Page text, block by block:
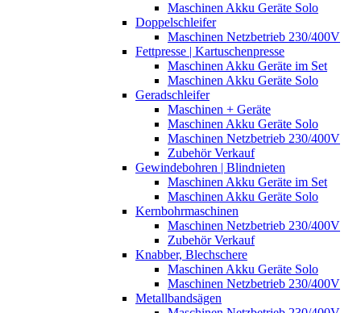
Maschinen Akku Geräte Solo
Doppelschleifer
Maschinen Netzbetrieb 230/400V
Fettpresse | Kartuschenpresse
Maschinen Akku Geräte im Set
Maschinen Akku Geräte Solo
Geradschleifer
Maschinen + Geräte
Maschinen Akku Geräte Solo
Maschinen Netzbetrieb 230/400V
Zubehör Verkauf
Gewindebohren | Blindnieten
Maschinen Akku Geräte im Set
Maschinen Akku Geräte Solo
Kernbohrmaschinen
Maschinen Netzbetrieb 230/400V
Zubehör Verkauf
Knabber, Blechschere
Maschinen Akku Geräte Solo
Maschinen Netzbetrieb 230/400V
Metallbandsägen